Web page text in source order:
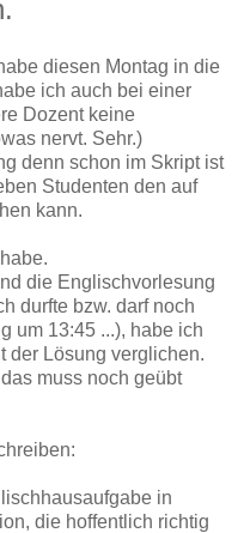
diesen Montag in die
ich auch bei einer
Dozent keine
nervt. Sehr.)
denn schon im Skript ist
Studenten den auf
kann.
die Englischvorlesung
durfte bzw. darf noch
um 13:45 ...), habe ich
der Lösung verglichen.
muss noch geübt
in
die hoffentlich richtig